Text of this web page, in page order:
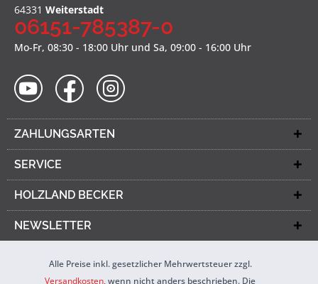
64331 Weiterstadt
06151-785387-0
Mo-Fr, 08:30 - 18:00 Uhr und Sa, 09:00 - 16:00 Uhr
ZAHLUNGSARTEN
SERVICE
HOLZLAND BECKER
NEWSLETTER
Alle Preise inkl. gesetzlicher Mehrwertsteuer zzgl.
Versandkosten, wenn nicht anders beschrieben. Die